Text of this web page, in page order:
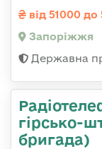
від 51000 до
Запоріжжя
Державна
гірсько-
бригада)